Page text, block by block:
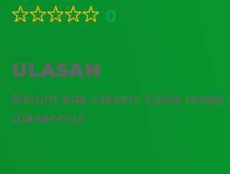
0
ULASAN
Belum ada ulasan. Coba
ulasanmu!